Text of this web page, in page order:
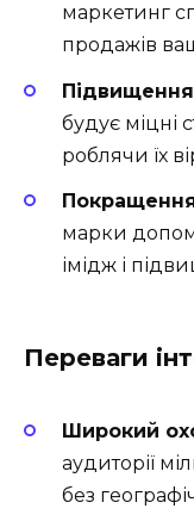
маркетинг
продажів
Підвищення
будує міцні
роблячи їх
марки
імідж і
Переваги
Широкий
аудиторії
без